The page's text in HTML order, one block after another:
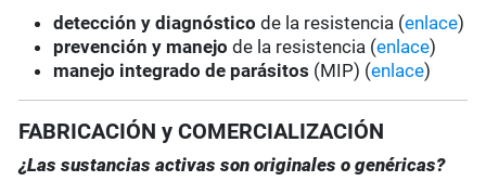
detección y diagnóstico de la resistencia (enlace)
prevención y manejo de la resistencia (enlace)
manejo integrado de parásitos (MIP) (enlace)
FABRICACIÓN y COMERCIALIZACIÓN
¿Las sustancias activas son originales o genéricas?